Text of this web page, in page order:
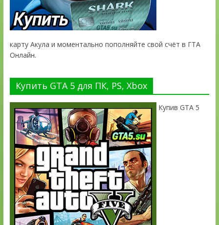
карту Акула и моментально пополняйте свой счёт в ГТА
Онлайн.
Купить GTA 5 для ПК, PS, Xbox
Купив GTA 5